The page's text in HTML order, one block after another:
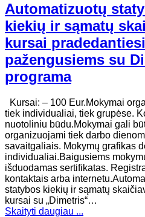
Automatizuotų
kiekių ir sąmatų
kursai
pažengusiems su
programa
Kursai: – 100 Eur.Mokymai
tiek individualiai, tiek grupėse.
nuotoliniu būdu.Mokymai gali
organizuojami tiek darbo
savaitgaliais. Mokymų grafikas
individualiai.Baigusiems
išduodamas sertifikatas.
kontaktais arba
statybos kiekių ir sąmatų
kursai su „Dimetris“…
Skaityti daugiau ...